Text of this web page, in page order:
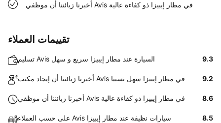
أخبرنا زبائننا أن موظفي Avis في مطار إيبيزا ذو كفاءة عالية
تقييمات العملاء
تسليم Avis السيارة عند مطار إيبيزا سريع و سهل 9.3
أخبرنا زبائننا أن إيجاد مكتب Avis في مطار إيبيزا سهل نسبيا 9.2
أخبرنا زبائننا أن موظفي Avis في مطار إيبيزا ذو كفاءة عالية 8.6
على حسب العملاء Avis سيارات نظيفة عند مطار إيبيزا 8.5